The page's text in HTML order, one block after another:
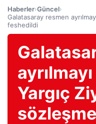
Haberler›Güncel›
Galatasaray resmen
feshedildi
Yargıç